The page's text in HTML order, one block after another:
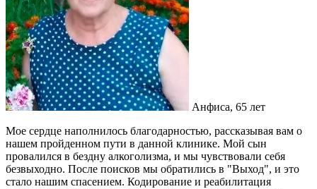
Анфиса, 65 лет
Мое сердце наполнилось благодарностью, рассказывая вам о
нашем пройденном пути в данной клинике. Мой сын
провалился в бездну алкоголизма, и мы чувствовали себя
безвыходно. После поисков мы обратились в "Выход", и это
стало нашим спасением. Кодирование и реабилитация